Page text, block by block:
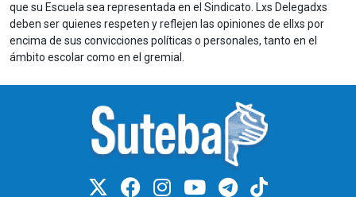
que su Escuela sea representada en el Sindicato. Lxs Delegadxs
deben ser quienes respeten y reflejen las opiniones de ellxs por
encima de sus convicciones políticas o personales, tanto en el
ámbito escolar como en el gremial.